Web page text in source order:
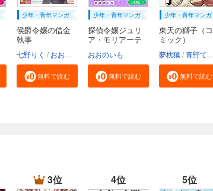
mmu
少年・青年マンガ
侯爵令嬢の借金
執事
七野りく おおのいも mmu
無料で読む
少年・青年マンガ
探偵令嬢ジュリ
ア・モリアーテ
おおのいも
無料で読む
少年・青年マンガ
東天の獅子（コ
ミック）
夢枕獏 青野てる坊
無料で読む
3位 4位 5位